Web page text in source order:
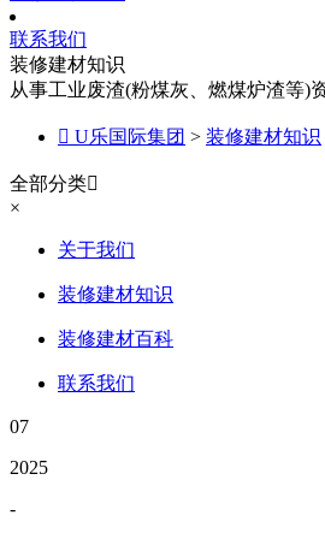
联系我们
装修建材知识
从事工业废渣(粉煤灰、燃煤炉渣等)
 U乐国际集团 > 装修建材知识
全部分类
×
关于我们
装修建材知识
装修建材百科
联系我们
07
2025
-